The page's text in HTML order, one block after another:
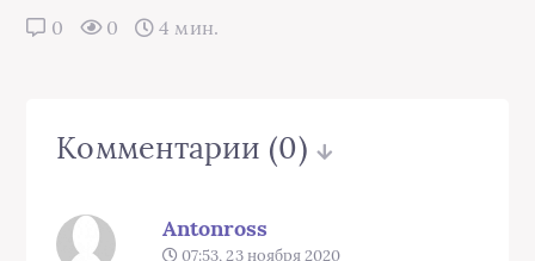
0 0 4 мин.
Комментарии (0)
Antonross
07:53, 23 ноября 2020